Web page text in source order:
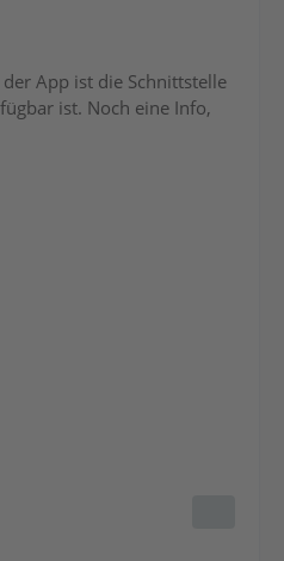
App ist die Schnittstelle
ist. Noch eine Info,